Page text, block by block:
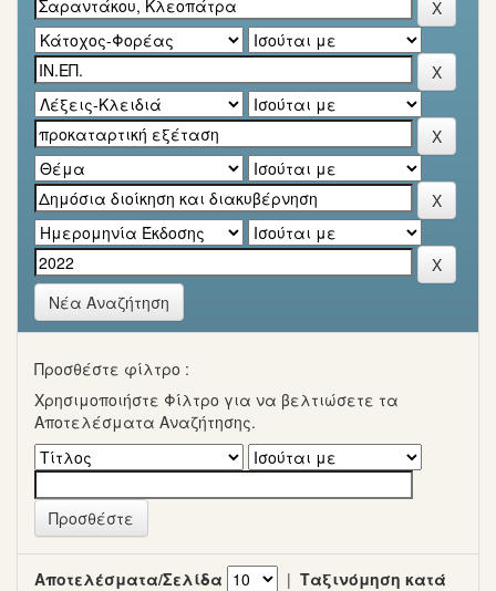
Νέα Αναζήτηση
Προσθέστε φίλτρο :
Χρησιμοποιήστε Φίλτρο για να βελτιώσετε τα
Αποτελέσματα Αναζήτησης.
Αποτελέσματα/Σελίδα | Ταξινόμηση κατά